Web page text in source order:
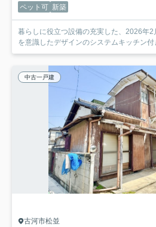
ペット可 新築
暮らしに役立つ設備の充実した、2026年
を意識したデザインのシステムキッチン
中古一戸建
古河市松並